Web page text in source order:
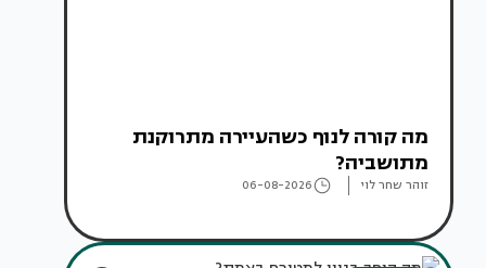
מה קורה לנוף כשהעיירה מתרוקנת
מתושביה?
זוהר שחר לוי 06-08-2026